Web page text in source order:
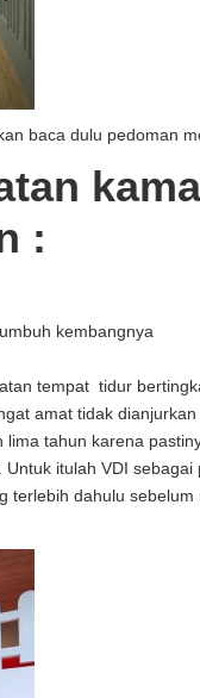
baca dulu pedoman
:
kembangnya
tempat tidur
amat tidak
tahun karena
itulah VDI
terlebih dahulu